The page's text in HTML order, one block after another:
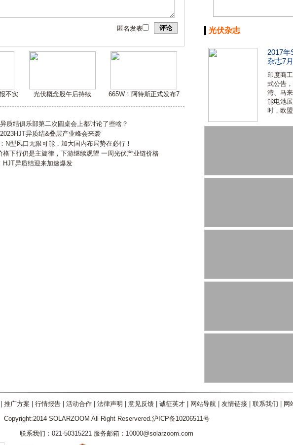
评论
匿名发表
不实 光伏概念股午后持续 665W！阿特斯正式发布7
质结俱乐部第二次圆桌会上都讨论了些啥？
异质结&叠层产业峰会来袭
N型风口无限可能，加大国内布局势在必行！
格下行仍是主旋律，下游继续观望 一周光伏产业链价格
HJT异质结迎来加速爆发
光伏杂志
2017
杂志7
印度商
式公告
湾、马
能电池
时，欧
推广方案 行情报告| 活动合作| 法律声明 意见反馈| 诚征英才| 网站导航| 友情链接| 联系我们
网
Copyright:2014 SOLARZOOM All Right Reservered.沪ICP备10206511号
联系我们：021-50315221 服务邮箱：10000@solarzoom.com